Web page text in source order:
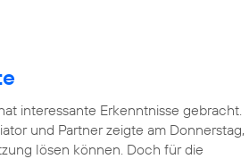
interessante Erkenntnisse gebracht.
und Partner zeigte am Donnerstag,
lösen können. Doch für die